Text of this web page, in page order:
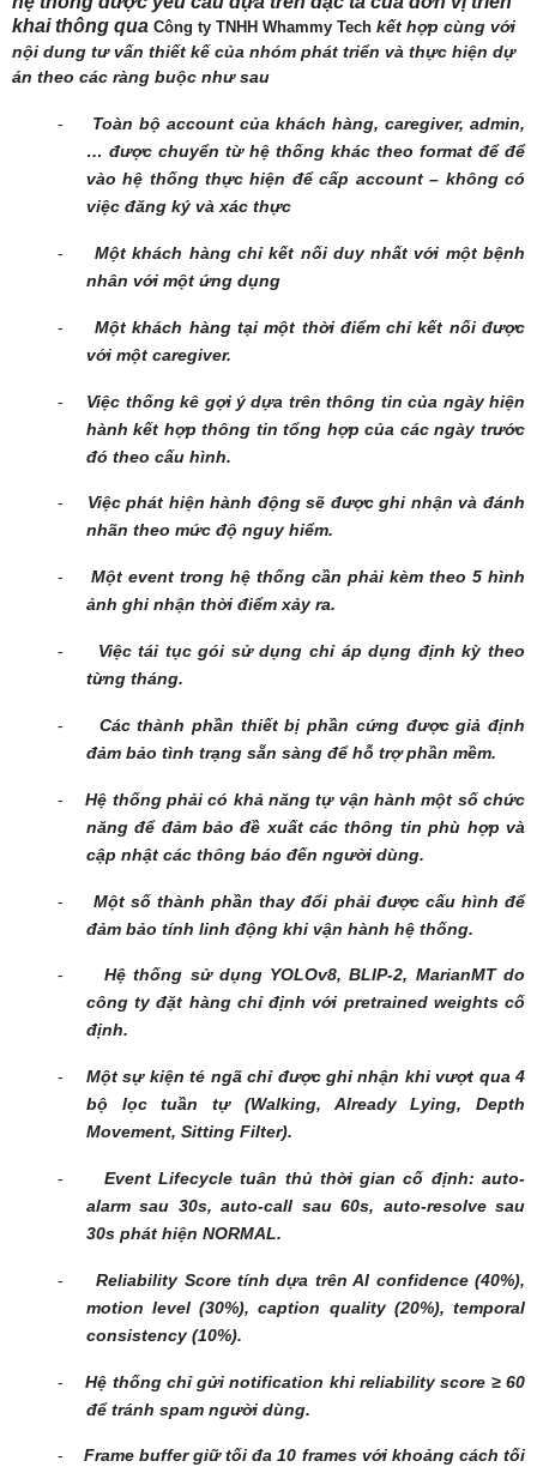
khai thông qua Công ty TNHH Whammy Tech kết hợp cùng với
nội dung tư vấn thiết kế của nhóm phát triển và thực hiện dự
án theo các ràng buộc như sau
-
Toàn bộ account của khách hàng, caregiver, admin,
… được chuyển từ hệ thống khác theo format để để
vào hệ thống thực hiện để cấp account – không có
việc đăng ký và xác thực
-
Một khách hàng chỉ kết nối duy nhất với một bệnh
nhân với một ứng dụng
-
Một khách hàng tại một thời điểm chỉ kết nối được
với một caregiver.
-
Việc thống kê gợi ý dựa trên thông tin của ngày hiện
hành kết hợp thông tin tổng hợp của các ngày trước
đó theo cấu hình.
-
Việc phát hiện hành động sẽ được ghi nhận và đánh
nhãn theo mức độ nguy hiểm.
-
Một event trong hệ thống cần phải kèm theo 5 hình
ảnh ghi nhận thời điểm xảy ra.
-
Việc tái tục gói sử dụng chỉ áp dụng định kỳ theo
từng tháng.
-
Các thành phần thiết bị phần cứng được giả định
đảm bảo tình trạng sẵn sàng để hỗ trợ phần mềm.
-
Hệ thống phải có khả năng tự vận hành một số chức
năng để đảm bảo đề xuất các thông tin phù hợp và
cập nhật các thông báo đến người dùng.
-
Một số thành phần thay đổi phải được cấu hình để
đảm bảo tính linh động khi vận hành hệ thống.
-
Hệ thống sử dụng YOLOv8, BLIP-2, MarianMT do
công ty đặt hàng chỉ định với pretrained weights cố
định.
-
Một sự kiện té ngã chỉ được ghi nhận khi vượt qua 4
bộ lọc tuần tự (Walking, Already Lying, Depth
Movement, Sitting Filter).
-
Event Lifecycle tuân thủ thời gian cố định: auto-
alarm sau 30s, auto-call sau 60s, auto-resolve sau
30s phát hiện NORMAL.
-
Reliability Score tính dựa trên AI confidence (40%),
motion level (30%), caption quality (20%), temporal
consistency (10%).
-
Hệ thống chỉ gửi notification khi reliability score ≥ 60
để tránh spam người dùng.
-
Frame buffer giữ tối đa 10 frames với khoảng cách tối